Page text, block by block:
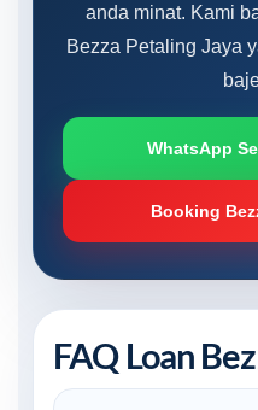
anda minat. Kami
Bezza Petaling Jaya
WhatsApp
Booking
FAQ Loan